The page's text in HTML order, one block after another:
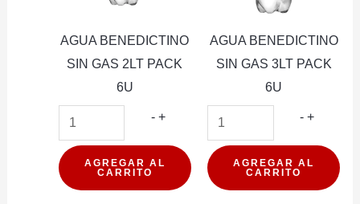
AGUA BENEDICTINO
SIN GAS 2LT PACK
6U
- AGUA
BENEDICTINO
SIN
GAS
+
AGREGAR AL
CARRITO
AGUA BENEDICTINO
SIN GAS 3LT PACK
6U
- AGUA
SIN
GAS
+
AGREGAR AL
CARRITO